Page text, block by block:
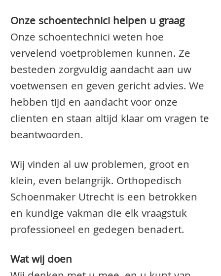
Onze schoentechnici helpen u graag
Onze schoentechnici weten hoe
vervelend voetproblemen kunnen. Ze
besteden zorgvuldig aandacht aan uw
voetwensen en geven gericht advies. We
hebben tijd en aandacht voor onze
clienten en staan altijd klaar om vragen te
beantwoorden.
Wij vinden al uw problemen, groot en
klein, even belangrijk. Orthopedisch
Schoenmaker Utrecht is een betrokken
en kundige vakman die elk vraagstuk
professioneel en gedegen benadert.
Wat wij doen